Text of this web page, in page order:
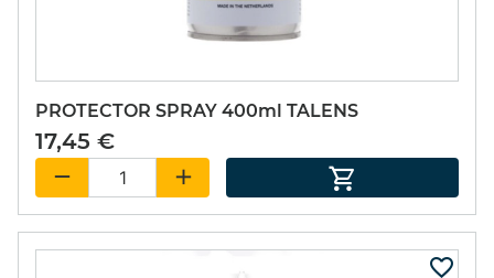
PROTECTOR SPRAY 400ml TALENS
17,45 €